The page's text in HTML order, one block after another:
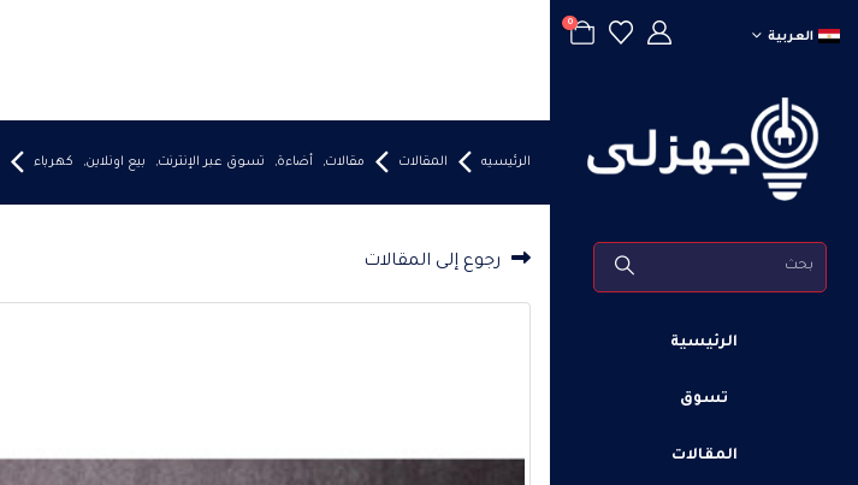
العربية
0
الرئيسية
تسوق
المقالات
الرئيسيه المقالات مقالات, أضاءة, تسوق عبر الإنترنت, بيع اونلاين, كهرباء
رجوع إلى المقالات